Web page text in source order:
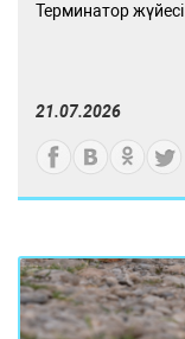
Терминатор жүйесі
21.07.2026